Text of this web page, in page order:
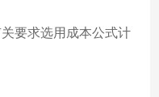
要求选用成本公式计